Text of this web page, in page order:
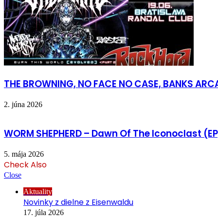
THE BROWNING, NO FACE NO CASE, BANKS
2. júna 2026
WORM SHEPHERD – Dawn Of The Iconoclast
5. mája 2026
Check Also
Close
Aktuality
Novinky z dielne z Eisenwaldu
17. júla 2026